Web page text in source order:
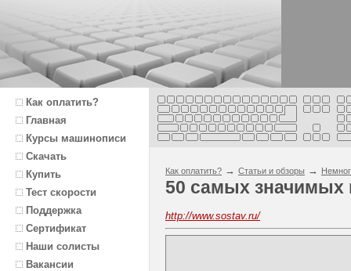
Как оплатить?
Главная
Курсы машинописи
Скачать
Купить
Тест скорости
Поддержка
Сертификат
Наши солисты
Вакансии
Как оплатить? → Статьи и обзоры →
50 самых значимых
http://www.sostav.ru/